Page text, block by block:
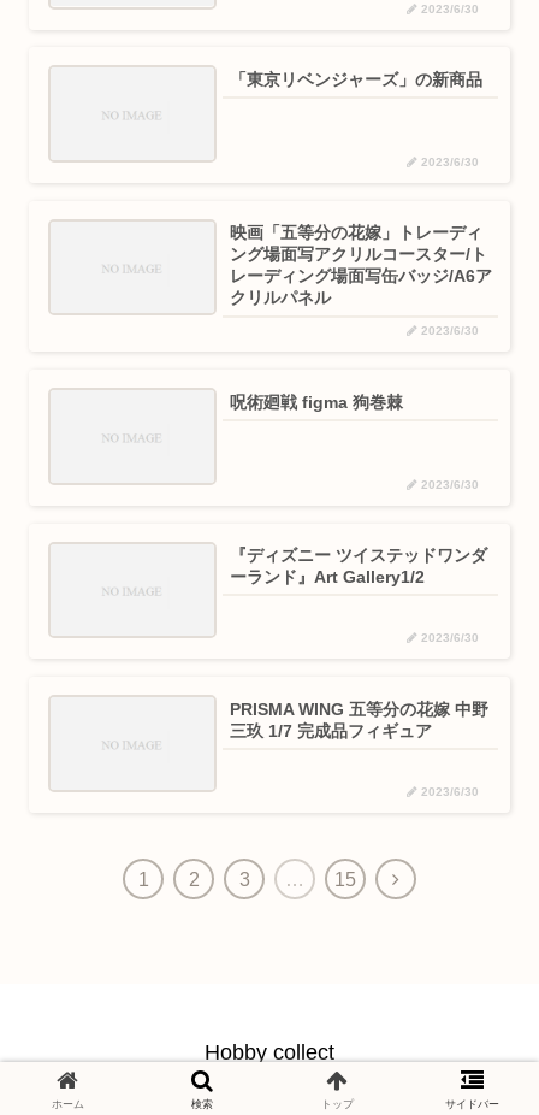
2023/6/30
「東京リベンジャーズ」の新商品
2023/6/30
映画「五等分の花嫁」トレーディ
ング場面写アクリルコースター/ト
レーディング場面写缶バッジ/A6ア
クリルパネル
2023/6/30
呪術廻戦 figma 狗巻棘
2023/6/30
『ディズニー ツイステッドワンダ
ーランド』Art Gallery1/2
2023/6/30
PRISMA WING 五等分の花嫁 中野
三玖 1/7 完成品フィギュア
2023/6/30
1 2 3 … 15
Hobby collect
© 2021 Hobby collect.
ホーム 検索 トップ サイドバー